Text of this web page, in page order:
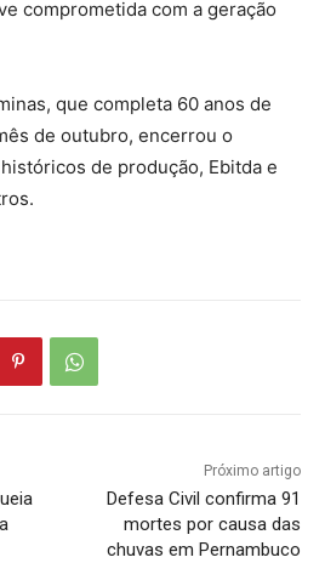
comprometida com a geração
que completa 60 anos de
de outubro, encerrou o
de produção, Ebitda e
Próximo artigo
Defesa Civil confirma 91
mortes por causa das
chuvas em Pernambuco